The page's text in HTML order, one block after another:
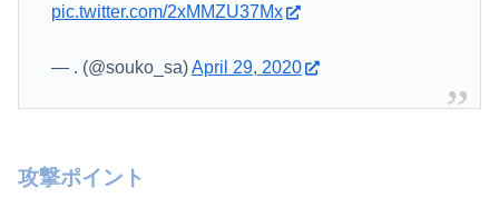
pic.twitter.com/2xMMZU37Mx
— . (@souko_sa)April 29, 2020
攻撃ポイント